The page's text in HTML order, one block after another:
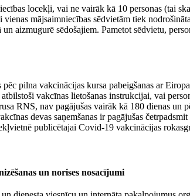
locekļi, vai ne vairāk kā 10 personas (tai
mājsaimniecības sēdvietām tiek
aizmugurē sēdošajiem. Pametot sēdvietu,
pilna vakcinācijas kursa pabeigšanas ar
vakcīnas lietošanas instrukcijai, vai
RNS, nav pagājušas vairāk kā 180 dienas un
devas saņemšanas ir pagājušas
publicētajai Covid-19 vakcinācijas
un norises nosacījumi